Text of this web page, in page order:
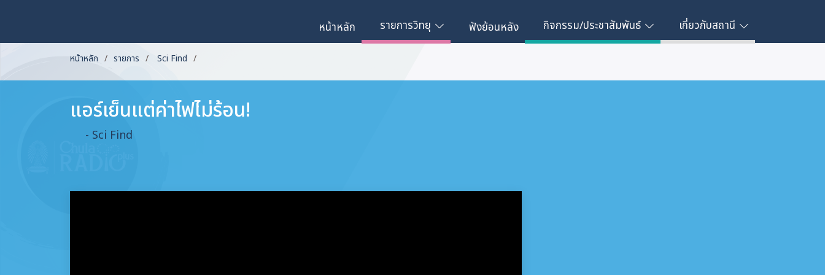
หน้าหลัก รายการวิทยุ ฟังย้อนหลัง กิจกรรม/ประชาสัมพันธ์ เกี่ยวกับสถานี
หน้าหลัก รายการ Sci Find
แอร์เย็นแต่ค่าไฟไม่ร้อน!
- Sci Find